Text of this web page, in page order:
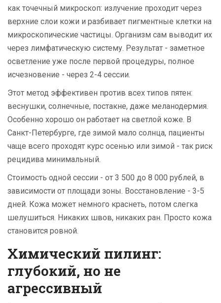
как точечный микроскоп: излучение проходит через
верхние слои кожи и разбивает пигментные клетки на
микроскопические частицы. Организм сам выводит их
через лимфатическую систему. Результат - заметное
осветление уже после первой процедуры, полное
исчезновение - через 2-4 сессии.
Этот метод эффективен против всех типов пятен:
веснушки, солнечные, постакне, даже меланодермия.
Особенно хорошо он работает на светлой коже. В
Санкт-Петербурге, где зимой мало солнца, пациенты
чаще всего проходят курс осенью или зимой - так риск
рецидива минимальный.
Стоимость одной сессии - от 3 500 до 8 000 рублей, в
зависимости от площади зоны. Восстановление - 3-5
дней. Кожа может немного краснеть, потом слегка
шелушиться. Никаких швов, никаких ран. Просто кожа
становится ровной.
Химический пилинг:
глубокий, но не
агрессивный